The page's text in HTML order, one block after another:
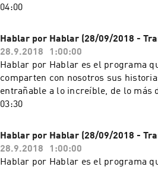
04:00
Hablar por Hablar (28/09/2018 -
28.9.2018
1:00:00
Hablar por Hablar es el programa
comparten con nosotros sus
entrañable a lo increíble, de lo más
03:30
Hablar por Hablar (28/09/2018 -
28.9.2018
1:00:00
Hablar por Hablar es el programa